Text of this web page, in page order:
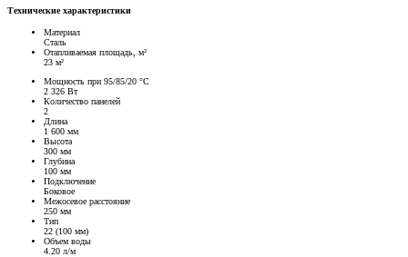
Технические характеристики
Материал
Сталь
Отапливаемая площадь, м²
23 м²
Мощность при 95/85/20 °C
2 326 Вт
Количество панелей
2
Длина
1 600 мм
Высота
300 мм
Глубина
100 мм
Подключение
Боковое
Межосевое расстояние
250 мм
Тип
22 (100 мм)
Объем воды
4.20 л/м